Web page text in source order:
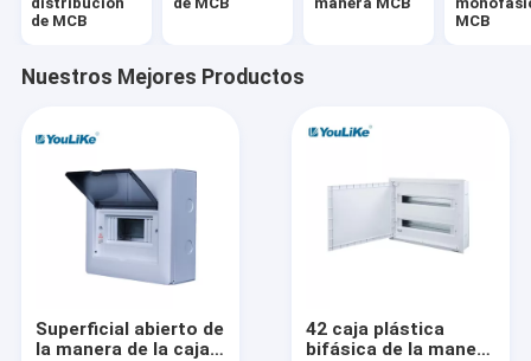
de MCB
MCB
Nuestros Mejores Productos
Superficial abierto de
la manera de la caja
42 caja plástica
bifásica de la manera